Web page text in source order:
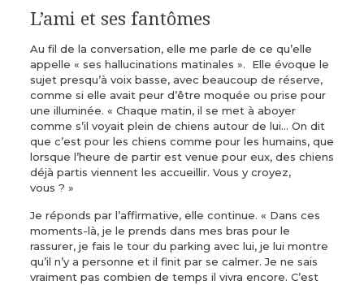
L’ami et ses fantômes
Au fil de la conversation, elle me parle de ce qu’elle
appelle « ses hallucinations matinales ». Elle évoque le
sujet presqu’à voix basse, avec beaucoup de réserve,
comme si elle avait peur d’être moquée ou prise pour
une illuminée. « Chaque matin, il se met à aboyer
comme s’il voyait plein de chiens autour de lui… On dit
que c’est pour les chiens comme pour les humains, que
lorsque l’heure de partir est venue pour eux, des chiens
déjà partis viennent les accueillir. Vous y croyez,
vous ? »
Je réponds par l’affirmative, elle continue. « Dans ces
moments-là, je le prends dans mes bras pour le
rassurer, je fais le tour du parking avec lui, je lui montre
qu’il n’y a personne et il finit par se calmer. Je ne sais
vraiment pas combien de temps il vivra encore. C’est